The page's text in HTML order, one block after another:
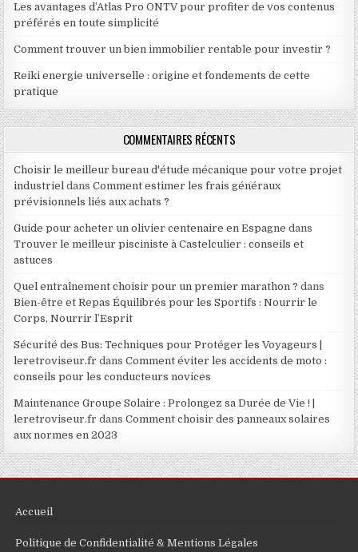
Les avantages d’Atlas Pro ONTV pour profiter de vos contenus
préférés en toute simplicité
Comment trouver un bien immobilier rentable pour investir ?
Reiki energie universelle : origine et fondements de cette
pratique
COMMENTAIRES RÉCENTS
Choisir le meilleur bureau d'étude mécanique pour votre projet
industriel dansComment estimer les frais généraux
prévisionnels liés aux achats ?
Guide pour acheter un olivier centenaire en Espagne dans
Trouver le meilleur pisciniste à Castelculier : conseils et
astuces
Quel entraînement choisir pour un premier marathon ? dans
Bien-être et Repas Équilibrés pour les Sportifs : Nourrir le
Corps, Nourrir l’Esprit
Sécurité des Bus: Techniques pour Protéger les Voyageurs |
leretroviseur.fr dansComment éviter les accidents de moto :
conseils pour les conducteurs novices
Maintenance Groupe Solaire : Prolongez sa Durée de Vie ! |
leretroviseur.fr dansComment choisir des panneaux solaires
aux normes en 2023
Accueil
Politique de Confidentialité & Mentions Légales